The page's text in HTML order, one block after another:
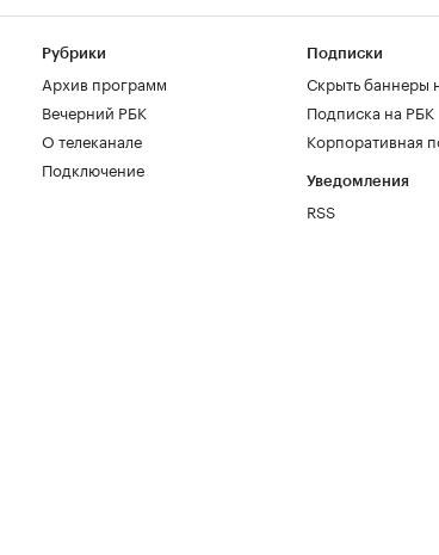
Рубрики
Архив программ
Вечерний РБК
О телеканале
Подключение
Подписки
Скрыть баннеры
Подписка на РБК
Корпоративная
Уведомления
RSS